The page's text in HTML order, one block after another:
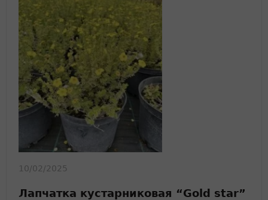
10/02/2025
Лапчатка кустарниковая “Gold star”